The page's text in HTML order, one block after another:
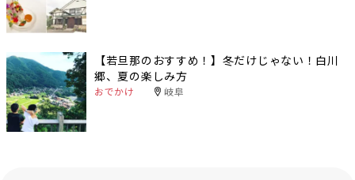
【若旦那のおすすめ！】冬だけじゃない！白川
郷、夏の楽しみ方
おでかけ 岐阜